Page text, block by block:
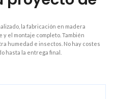
la fabricación en madera
el montaje completo. También
humedad e insectos. No hay costes
hasta la entrega final.